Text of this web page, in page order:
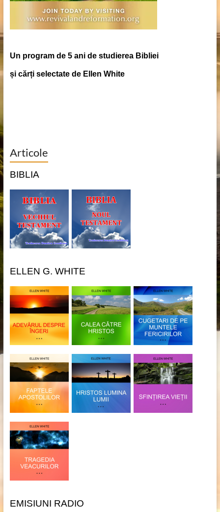
Un program de 5 ani de studierea Bibliei
și cărți selectate de Ellen White
Articole
BIBLIA
ELLEN G. WHITE
EMISIUNI RADIO